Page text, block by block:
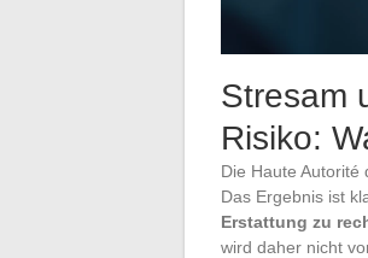
Stresam
Risiko:
Die Haute
Das Ergebnis ist
Erstattung zu
wird daher nicht